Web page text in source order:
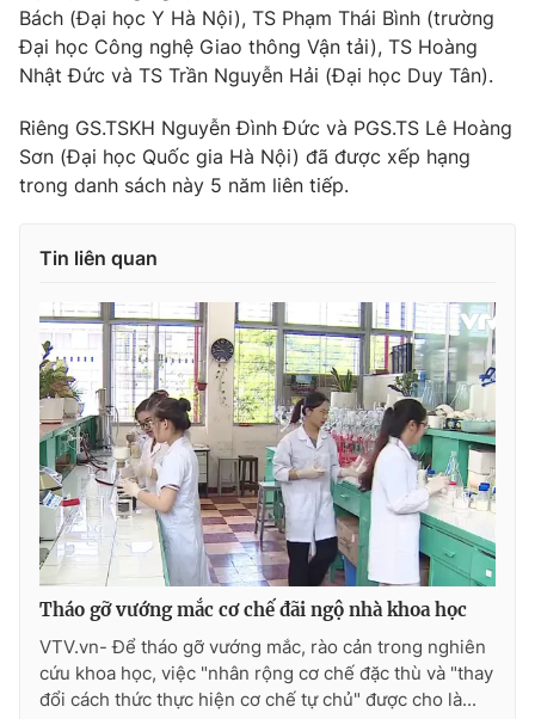
Thị trường
Tư vấn
Lịch phát sóng
Emagazine Podcast
VTV Money VTV Thể thao
VTV Sức khoẻ Bất động sản
Thị trường 24h Tấm lòng Việt
VTV4 Vươn mình bằng AI
VTV9 VTV8
Liên hệ tòa soạn English
Bách (Đại học Y Hà Nội), TS Phạm Thái Bình (trường
Đại học Công nghệ Giao thông Vận tải), TS Hoàng
Nhật Đức và TS Trần Nguyễn Hải (Đại học Duy Tân).
Riêng GS.TSKH Nguyễn Đình Đức và PGS.TS Lê Hoàng
Sơn (Đại học Quốc gia Hà Nội) đã được xếp hạng
trong danh sách này 5 năm liên tiếp.
Tin liên quan
Tháo gỡ vướng mắc cơ chế đãi ngộ nhà khoa học
VTV.vn- Để tháo gỡ vướng mắc, rào cản trong nghiên
cứu khoa học, việc "nhân rộng cơ chế đặc thù và "thay
đổi cách thức thực hiện cơ chế tự chủ" được cho là...